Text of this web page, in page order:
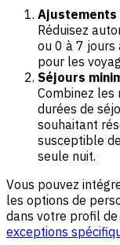
Ajustements
Réduisez
ou 0 à 7
pour les
Séjours
Combinez les
durées de
souhaitant
susceptible
seule nuit.
Vous pouvez
les options de
dans votre profil
exceptions